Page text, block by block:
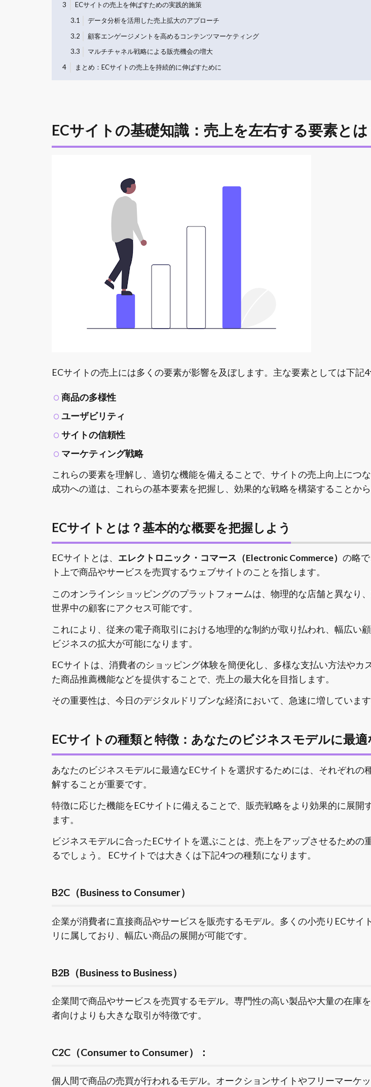
3
ECサイトの売上を伸ばすための実践的施策
3.1
データ分析を活用した売上拡大のアプローチ
3.2
顧客エンゲージメントを高めるコンテンツマーケティング
3.3
マルチチャネル戦略による販売機会の増大
4
まとめ：ECサイトの売上を持続的に伸ばすために
ECサイトの基礎知識：売上を左右する要素とは
ECサイトの売上には多くの要素が影響を及ぼします。主な要素としては下記4
商品の多様性
ユーザビリティ
サイトの信頼性
マーケティング戦略
これらの要素を理解し、適切な機能を備えることで、サイトの売上向上につな
成功への道は、これらの基本要素を把握し、効果的な戦略を構築することから
ECサイトとは？基本的な概要を把握しよう
ECサイトとは、 エレクトロニック・コマース（Electronic Commerce） の略
ト上で商品やサービスを売買するウェブサイトのことを指します。
このオンラインショッピングのプラットフォームは、物理的な店舗と異なり、
世界中の顧客にアクセス可能です。
これにより、従来の電子商取引における地理的な制約が取り払われ、幅広い
ビジネスの拡大が可能になります。
ECサイトは、消費者のショッピング体験を簡便化し、多様な支払い方法やカ
た商品推薦機能などを提供することで、売上の最大化を目指します。
その重要性は、今日のデジタルドリブンな経済において、急速に増しています
ECサイトの種類と特徴：あなたのビジネスモデルに最適
あなたのビジネスモデルに最適なECサイトを選択するためには、それぞれの
解することが重要です。
特徴に応じた機能をECサイトに備えることで、販売戦略をより効果的に展開
ます。
ビジネスモデルに合ったECサイトを選ぶことは、売上をアップさせるための
るでしょう。
ECサイトでは大きくは下記4つの種類になります。
B2C（Business to Consumer）
企業が消費者に直接商品やサービスを販売するモデル。多くの小売りECサイ
リに属しており、幅広い商品の展開が可能です。
B2B（Business to Business）
企業間で商品やサービスを売買するモデル。専門性の高い製品や大量の在庫
者向けよりも大きな取引が特徴です。
C2C（Consumer to Consumer）：
個人間で商品の売買が行われるモデル。オークションサイトやフリーマーケ